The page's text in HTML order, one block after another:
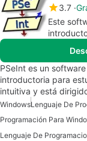
3.7
Este
PSeInt es un
introductoria para
intuitiva y está
WindowsLenguaje De
Programación Para